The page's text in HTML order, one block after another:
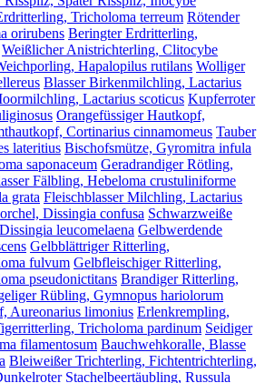
Tricholoma terreum Rötender
orirubens Beringter Erdritterling,
Weißlicher Anistrichterling, Clitocybe
Hapalopilus rutilans Wolliger
Blasser Birkenmilchling, Lactarius
Lactarius scoticus Kupferroter
Orangefüssiger Hautkopf,
Cortinarius cinnamomeus Tauber
lateritius Bischofsmütze, Gyromitra infula
saponaceum Geradrandiger Rötling,
Fälbling, Hebeloma crustuliniforme
grata Fleischblasser Milchling, Lactarius
Dissingia confusa Schwarzweiße
leucomelaena Gelbwerdende
Gelbblättriger Ritterling,
fulvum Gelbfleischiger Ritterling,
pseudonictitans Brandiger Ritterling,
Rübling, Gymnopus hariolorum
Aureonarius limonius Erlenkrempling,
Tricholoma pardinum Seidiger
filamentosum Bauchwehkoralle, Blasse
Bleiweißer Trichterling, Fichtentrichterling,
Stachelbeertäubling, Russula